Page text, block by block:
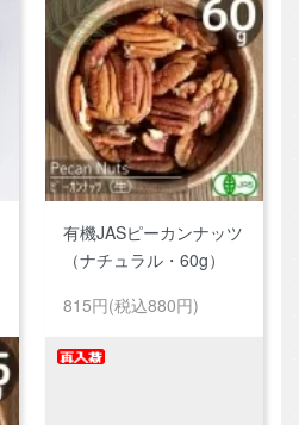
有機JASピーカンナッツ
（ナチュラル・60g）
815円(税込880円)